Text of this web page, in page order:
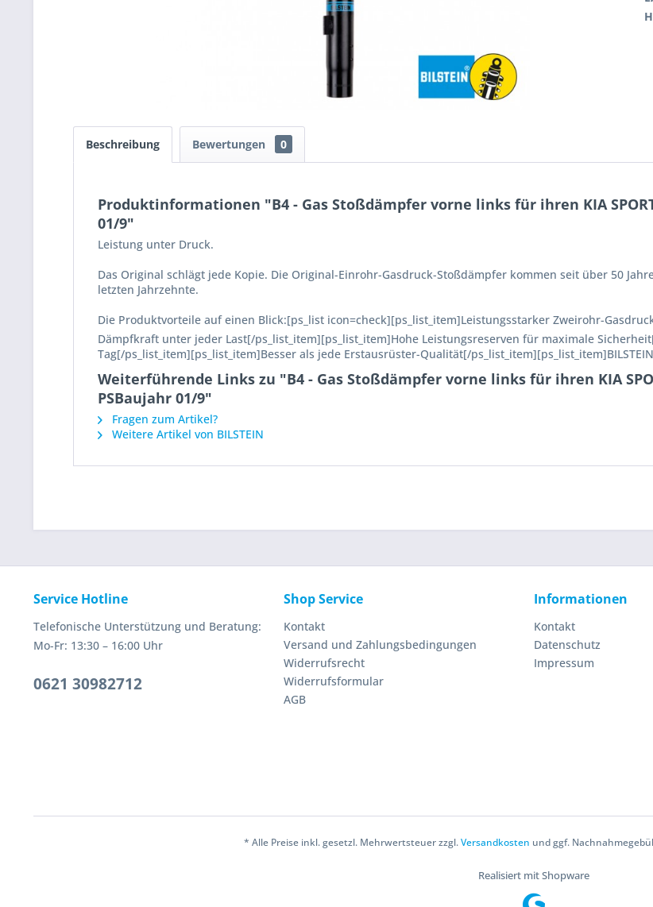
Beschreibung Bewertungen 0
Produktinformationen "B4 - Gas Stoßdämpfer vorne links für ihren KIA
01/9"
Leistung unter Druck.
Das Original schlägt jede Kopie. Die Original-Einrohr-Gasdruck-Stoßdämpfer kommen seit über 50
letzten Jahrzehnte.
Die Produktvorteile auf einen Blick:[ps_list icon=check][ps_list_item]Leistungsstarker Zweirohr-
Dämpfkraft unter jeder Last[/ps_list_item][ps_list_item]Hohe Leistungsreserven für maximale
Tag[/ps_list_item][ps_list_item]Besser als jede Erstausrüster-Qualität[/
Weiterführende Links zu "B4 - Gas Stoßdämpfer vorne links für ihren KIA
PSBaujahr 01/9"
Fragen zum Artikel?
Weitere Artikel von BILSTEIN
Service Hotline
Telefonische Unterstützung und Beratung:
Mo-Fr: 13:30 – 16:00 Uhr
0621 30982712
Shop Service
Kontakt
Versand und Zahlungsbedingungen
Widerrufsrecht
Widerrufsformular
AGB
Informationen
Kontakt
Datenschutz
Impressum
* Alle Preise inkl. gesetzl. Mehrwertsteuer zzgl.Versandkosten und ggf.
Realisiert mit Shopware